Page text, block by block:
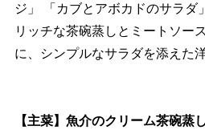
ジ」 「カブとアボカドのサラダ
リッチな茶碗蒸しとミートソー
に、シンプルなサラダを添えた
【主菜】魚介のクリーム茶碗蒸し